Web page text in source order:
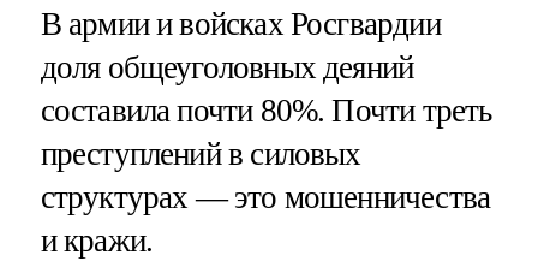
В армии и войсках Росгвардии
доля общеуголовных деяний
составила почти 80%. Почти треть
преступлений в силовых
структурах — это мошенничества
и кражи.